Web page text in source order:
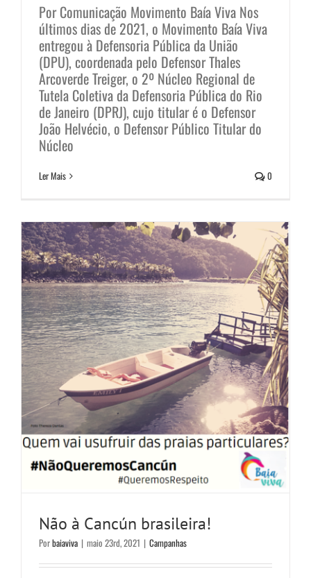
Por Comunicação Movimento Baía Viva Nos
últimos dias de 2021, o Movimento Baía Viva
entregou à Defensoria Pública da União
(DPU), coordenada pelo Defensor Thales
Arcoverde Treiger, o 2º Núcleo Regional de
Tutela Coletiva da Defensoria Pública do Rio
de Janeiro (DPRJ), cujo titular é o Defensor
João Helvécio, o Defensor Público Titular do
Núcleo
Ler Mais 0
Não à Cancún brasileira!
Campanhas
Não à Cancún brasileira!
Porbaiaviva | maio 23rd, 2021 | Campanhas